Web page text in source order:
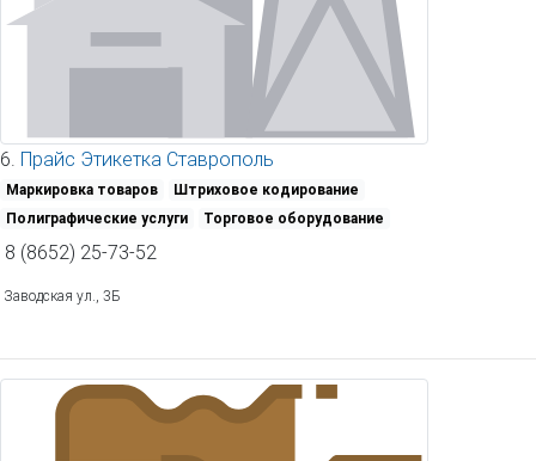
6. Прайс Этикетка Ставрополь
Маркировка товаров
Штриховое кодирование
Полиграфические услуги
Торговое оборудование
8 (8652) 25-73-52
Заводская ул., 3Б